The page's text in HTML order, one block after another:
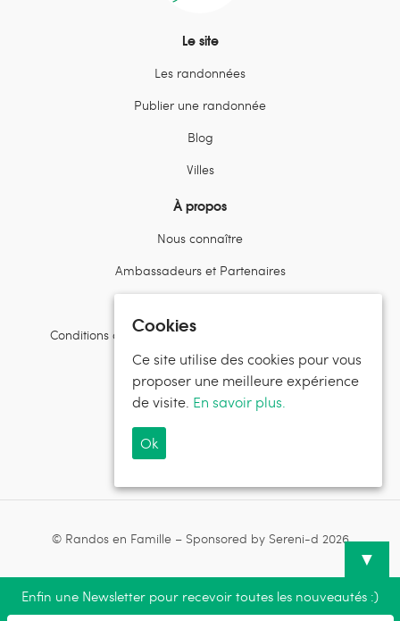
Le site
Les randonnées
Publier une randonnée
Blog
Villes
À propos
Nous connaître
Ambassadeurs et Partenaires
Conditions d’utilisation et politiques de confidentialité
Suivez Randos en Famille
Suivez Sereni-d®
© Randos en Famille – Sponsored by Sereni-d 2026
▼
Enfin une Newsletter pour recevoir toutes les nouveautés :)
Cookies
Ce site utilise des cookies pour vous
proposer une meilleure expérience
de visite. En savoir plus.
Ok